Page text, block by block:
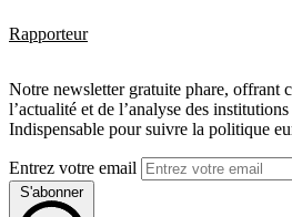
Rapporteur
Notre newsletter gratuite phare, offrant
l’actualité et de l’analyse des
Indispensable pour suivre la politique
Entrez votre email
S'abonner